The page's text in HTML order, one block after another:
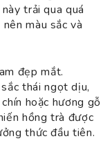
trải qua quá
màu sắc và
đẹp mắt.
thái ngọt dịu,
hoặc hương gỗ
hồng trà được
thức đầu tiên.